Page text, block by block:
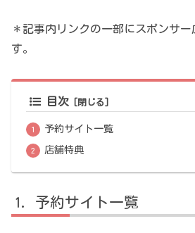
＊記事内リンクの一部にスポンサ
す。
目次
予約サイト一覧
店舗特典
予約サイト一覧